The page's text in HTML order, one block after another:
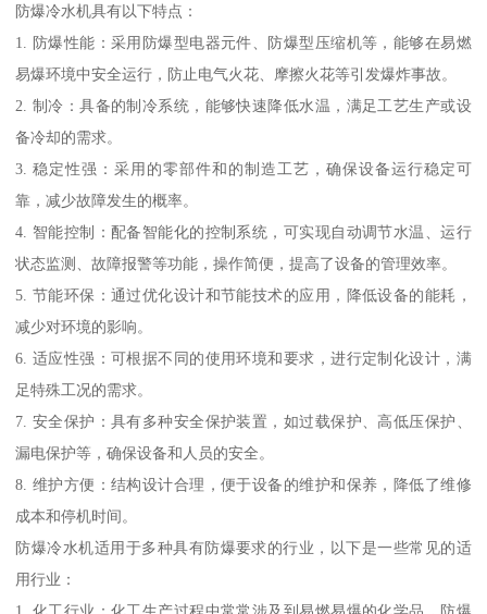
防爆冷水机具有以下特点：
1. 防爆性能：采用防爆型电器元件、防爆型压缩机等，能够在易燃
易爆环境中安全运行，防止电气火花、摩擦火花等引发爆炸事故。
2. 制冷：具备的制冷系统，能够快速降低水温，满足工艺生产或设
备冷却的需求。
3. 稳定性强：采用的零部件和的制造工艺，确保设备运行稳定可
靠，减少故障发生的概率。
4. 智能控制：配备智能化的控制系统，可实现自动调节水温、运行
状态监测、故障报警等功能，操作简便，提高了设备的管理效率。
5. 节能环保：通过优化设计和节能技术的应用，降低设备的能耗，
减少对环境的影响。
6. 适应性强：可根据不同的使用环境和要求，进行定制化设计，满
足特殊工况的需求。
7. 安全保护：具有多种安全保护装置，如过载保护、高低压保护、
漏电保护等，确保设备和人员的安全。
8. 维护方便：结构设计合理，便于设备的维护和保养，降低了维修
成本和停机时间。
防爆冷水机适用于多种具有防爆要求的行业，以下是一些常见的适
用行业：
1. 化工行业：化工生产过程中常常涉及到易燃易爆的化学品，防爆